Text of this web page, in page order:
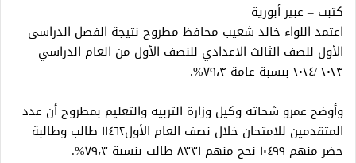
كتبت – عبير أبورية
اعتمد اللواء خالد شعيب محافظ مطروح نتيجة الفصل الدراسي
الأول للصف الثالث الاعدادي للنصف الأول من العام الدراسي
٢٠٢٣ /٢٠٢٤ بنسبة عامة ٧٩،٣%.
وأوضح عمرو شحاتة وكيل وزارة التربية والتعليم بمطروح أن عدد
المتقدمين للامتحان خلال نصف العام الأول١١٤٦٢ طالب وطالبة
حضر منهم ١٠٤٩٩ نجح منهم ٨٣٣١ طالب بنسبة ٧٩،٣%.